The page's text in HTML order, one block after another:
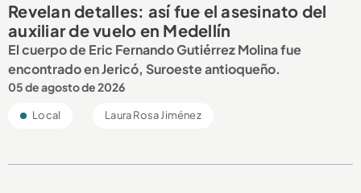
Revelan detalles: así fue el asesinato del
auxiliar de vuelo en Medellín
El cuerpo de Eric Fernando Gutiérrez Molina fue
encontrado en Jericó, Suroeste antioqueño.
05 de agosto de 2026
Local Laura Rosa Jiménez